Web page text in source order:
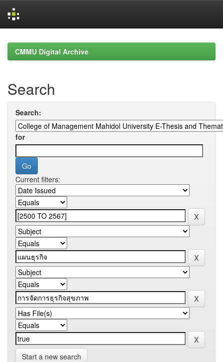
navigationCMMU Digital Archive
Search
Search:
for
Current filters:
Start a new search